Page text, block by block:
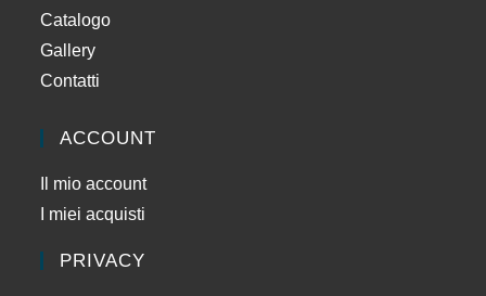
Catalogo
Gallery
Contatti
ACCOUNT
Il mio account
I miei acquisti
PRIVACY